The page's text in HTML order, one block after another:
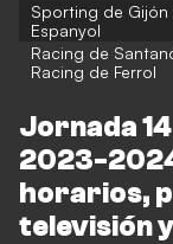
Sporting de Gijón
Espanyol
Racing de
Racing de Ferrol
Jornada
2023-
horarios,
televisión